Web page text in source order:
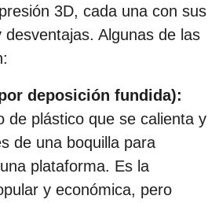
3D, cada una con sus
desventajas. Algunas de las
deposición fundida):
de plástico que se calienta y
de una boquilla para
plataforma. Es la
y económica, pero